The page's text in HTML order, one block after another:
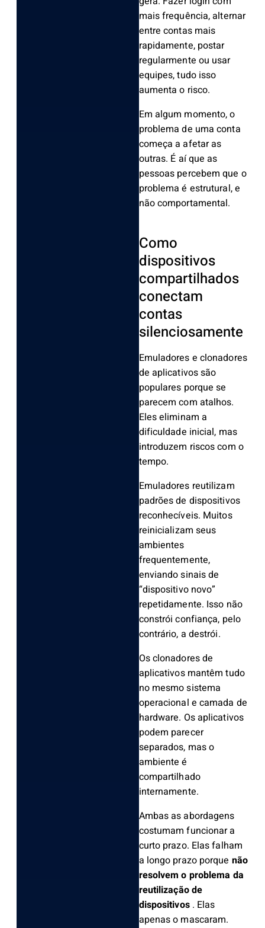
mais frequência, alternar
entre contas mais
rapidamente, postar
regularmente ou usar
equipes, tudo isso
aumenta o risco.
Em algum momento, o
problema de uma conta
começa a afetar as
outras. É aí que as
pessoas percebem que o
problema é estrutural, e
não comportamental.
Como
dispositivos
compartilhados
conectam
contas
silenciosamente
Emuladores e clonadores
de aplicativos são
populares porque se
parecem com atalhos.
Eles eliminam a
dificuldade inicial, mas
introduzem riscos com o
tempo.
Emuladores reutilizam
padrões de dispositivos
reconhecíveis. Muitos
reinicializam seus
ambientes
frequentemente,
enviando sinais de
“dispositivo novo”
repetidamente. Isso não
constrói confiança, pelo
contrário, a destrói.
Os clonadores de
aplicativos mantêm tudo
no mesmo sistema
operacional e camada de
hardware. Os aplicativos
podem parecer
separados, mas o
ambiente é
compartilhado
internamente.
Ambas as abordagens
costumam funcionar a
curto prazo. Elas falham
a longo prazo porque não
resolvem o problema da
reutilização de
dispositivos . Elas
apenas o mascaram.